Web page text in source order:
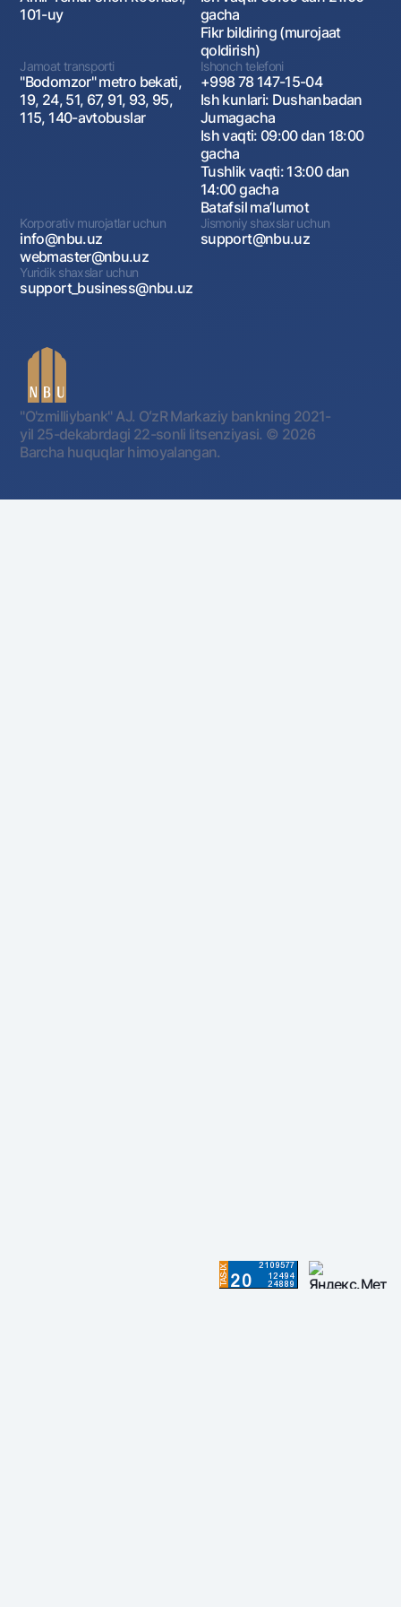
101-uy
gacha
Fikr bildiring (murojaat
qoldirish)
Jamoat transporti
"Bodomzor" metro bekati,
19, 24, 51, 67, 91, 93, 95,
115, 140-avtobuslar
Ishonch telefoni
+998 78 147-15-04
Ish kunlari: Dushanbadan
Jumagacha
Ish vaqti: 09:00 dan 18:00
gacha
Tushlik vaqti: 13:00 dan
14:00 gacha
Batafsil maʼlumot
Korporativ murojatlar uchun
info@nbu.uz
webmaster@nbu.uz
Jismoniy shaxslar uchun
support@nbu.uz
Yuridik shaxslar uchun
support_business@nbu.uz
"O'zmilliybank" AJ. OʻzR Markaziy bankning 2021-
yil 25-dekabrdagi 22-sonli litsenziyasi. © 2026
Barcha huquqlar himoyalangan.